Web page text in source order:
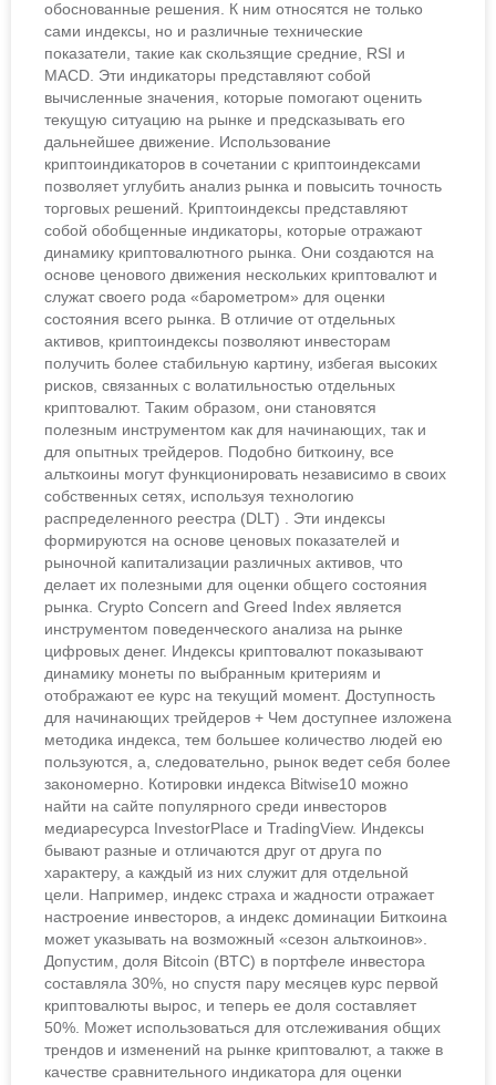
обоснованные решения. К ним относятся не только
сами индексы, но и различные технические
показатели, такие как скользящие средние, RSI и
MACD. Эти индикаторы представляют собой
вычисленные значения, которые помогают оценить
текущую ситуацию на рынке и предсказывать его
дальнейшее движение. Использование
криптоиндикаторов в сочетании с криптоиндексами
позволяет углубить анализ рынка и повысить точность
торговых решений. Криптоиндексы представляют
собой обобщенные индикаторы, которые отражают
динамику криптовалютного рынка. Они создаются на
основе ценового движения нескольких криптовалют и
служат своего рода «барометром» для оценки
состояния всего рынка. В отличие от отдельных
активов, криптоиндексы позволяют инвесторам
получить более стабильную картину, избегая высоких
рисков, связанных с волатильностью отдельных
криптовалют. Таким образом, они становятся
полезным инструментом как для начинающих, так и
для опытных трейдеров. Подобно биткоину, все
альткоины могут функционировать независимо в своих
собственных сетях, используя технологию
распределенного реестра (DLT) . Эти индексы
формируются на основе ценовых показателей и
рыночной капитализации различных активов, что
делает их полезными для оценки общего состояния
рынка. Crypto Concern and Greed Index является
инструментом поведенческого анализа на рынке
цифровых денег. Индексы криптовалют показывают
динамику монеты по выбранным критериям и
отображают ее курс на текущий момент. Доступность
для начинающих трейдеров + Чем доступнее изложена
методика индекса, тем большее количество людей ею
пользуются, а, следовательно, рынок ведет себя более
закономерно. Котировки индекса Bitwise10 можно
найти на сайте популярного среди инвесторов
медиаресурса InvestorPlace и TradingView. Индексы
бывают разные и отличаются друг от друга по
характеру, а каждый из них служит для отдельной
цели. Например, индекс страха и жадности отражает
настроение инвесторов, а индекс доминации Биткоина
может указывать на возможный «сезон альткоинов».
Допустим, доля Bitcoin (BTC) в портфеле инвестора
составляла 30%, но спустя пару месяцев курс первой
криптовалюты вырос, и теперь ее доля составляет
50%. Может использоваться для отслеживания общих
трендов и изменений на рынке криптовалют, а также в
качестве сравнительного индикатора для оценки